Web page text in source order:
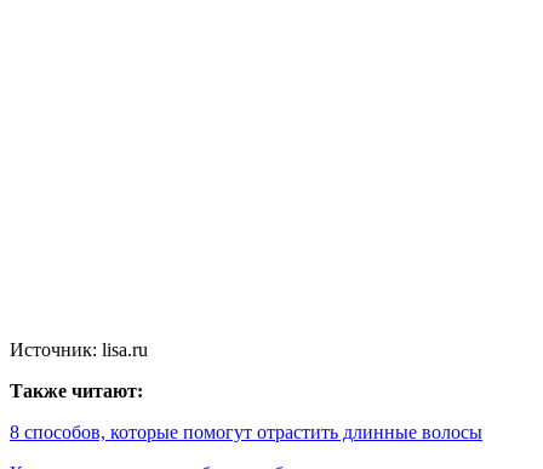
Источник: lisa.ru
Также читают:
8 способов, которые помогут отрастить длинные волосы